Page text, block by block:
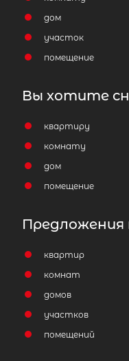
дом
участок
помещение
Вы хотите
квартиру
комнату
дом
помещение
квартир
комнат
домов
участков
помещений